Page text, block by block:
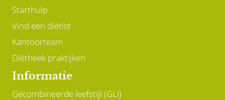
Starthulp
Vind een diëtist
Kantoorteam
Diëtheek praktijken
Informatie
Gecombineerde leefstijl (GLI)